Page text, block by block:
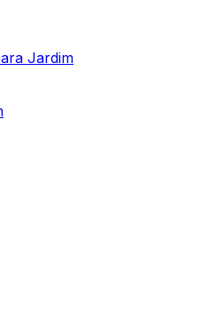
Jardim